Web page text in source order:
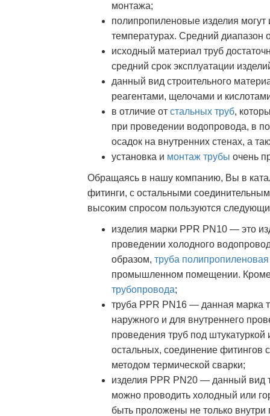
монтажа;
полипропиленовые изделия могут
температурах. Средний диапазон
исходный материал труб
средний срок эксплуатации
данный вид строительного
реагентами, щелочами и
в отличие от стальных труб,
при проведении водопровода, в
осадок на внутренних стенах, а
установка и монтаж трубы очень
Обращаясь в нашу компанию, Вы в
фитинги, с остальными
высоким спросом пользуются
изделия марки PPR PN10 — это
проведении холодного
образом, труба полипропиленовая
промышленном помещении. Кроме
трубопровода;
труба PPR PN16 — данная марка
наружного и для внутреннего
проведения труб под штукатуркой
остальных, соединение фитингов
методом термической сварки;
изделия PPR PN20 — данный вид
можно проводить холодный или
быть проложены не только